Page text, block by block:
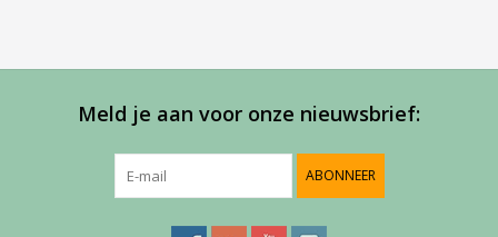
Snaren
Meld je aan voor onze nieuwsbrief:
ABONNEER